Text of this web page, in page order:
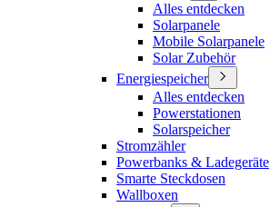
Alles entdecken
Solarpanele
Mobile Solarpanele
Solar Zubehör
Energiespeicher
Alles entdecken
Powerstationen
Solarspeicher
Stromzähler
Powerbanks & Ladegeräte
Smarte Steckdosen
Wallboxen